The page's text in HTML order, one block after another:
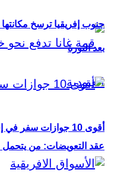
عقد التعويضات: من
جنوب إفريقيا ترسخ
بعد الثورة
أقوى 10 جوازات سفر في إفريقيا لعام 2026